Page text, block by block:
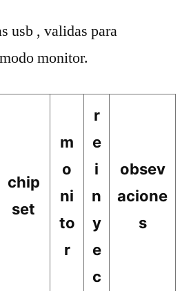
usb , validas para
monitor.
chip
set
m
o
ni
to
r
r
e
i
n
y
e
c
obsev
acione
s